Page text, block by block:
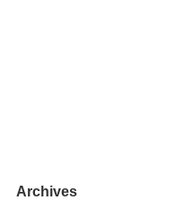
Archives